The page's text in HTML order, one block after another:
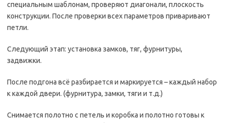
специальным шаблонам, проверяют диагонали, плоскость
конструкции. После проверки всех параметров приваривают
петли.
Следующий этап: установка замков, тяг, фурнитуры,
задвижки.
После подгона всё разбирается и маркируется – каждый набор
к каждой двери. (фурнитура, замки, тяги и т.д.)
Снимается полотно с петель и коробка и полотно готовы к